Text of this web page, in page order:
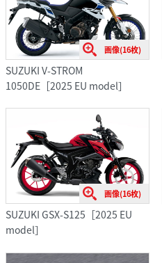
画像(16枚)
SUZUKI V-STROM
1050DE［2025 EU model］
画像(16枚)
SUZUKI GSX-S125［2025 EU
model］